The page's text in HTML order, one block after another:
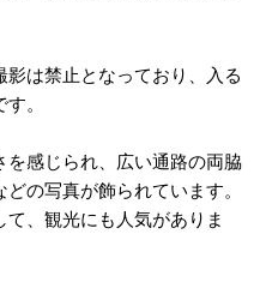
は禁止となっており、入る
。
感じられ、広い通路の両脇
の写真が飾られています。
、観光にも人気がありま